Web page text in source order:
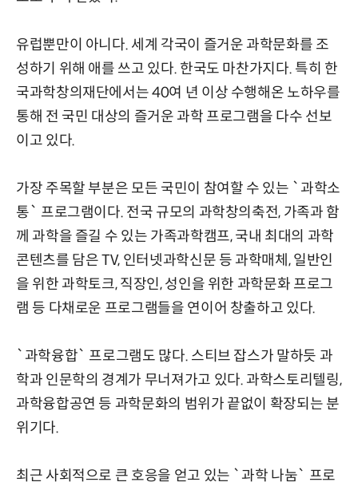
유럽뿐만이 아니다. 세계 각국이 즐거운 과학문화를 조
성하기 위해 애를 쓰고 있다. 한국도 마찬가지다. 특히 한
국과학창의재단에서는 40여 년 이상 수행해온 노하우를
통해 전 국민 대상의 즐거운 과학 프로그램을 다수 선보
이고 있다.
가장 주목할 부분은 모든 국민이 참여할 수 있는 `과학소
통` 프로그램이다. 전국 규모의 과학창의축전, 가족과 함
께 과학을 즐길 수 있는 가족과학캠프, 국내 최대의 과학
콘텐츠를 담은 TV, 인터넷과학신문 등 과학매체, 일반인
을 위한 과학토크, 직장인, 성인을 위한 과학문화 프로그
램 등 다채로운 프로그램들을 연이어 창출하고 있다.
`과학융합` 프로그램도 많다. 스티브 잡스가 말하듯 과
학과 인문학의 경계가 무너져가고 있다. 과학스토리텔링,
과학융합공연 등 과학문화의 범위가 끝없이 확장되는 분
위기다.
최근 사회적으로 큰 호응을 얻고 있는 `과학 나눔` 프로